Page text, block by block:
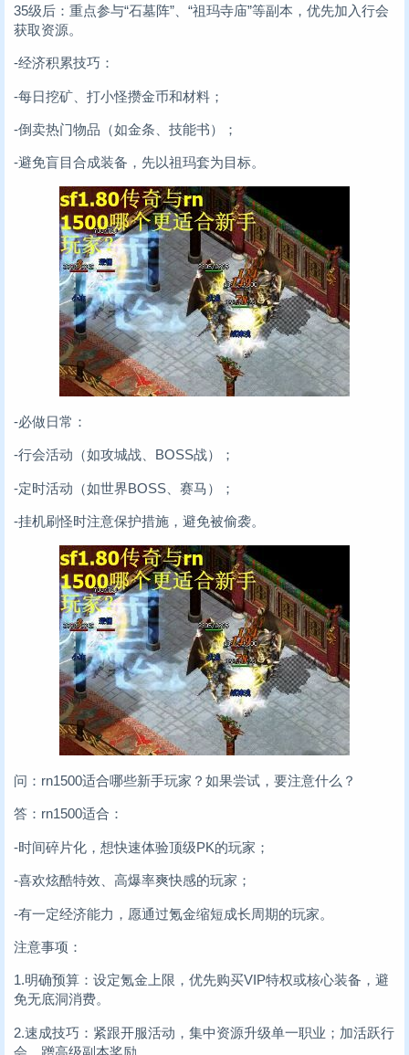
35级后：重点参与“石墓阵”、“祖玛寺庙”等副本，优先加入行会
获取资源。
-经济积累技巧：
-每日挖矿、打小怪攒金币和材料；
-倒卖热门物品（如金条、技能书）；
-避免盲目合成装备，先以祖玛套为目标。
-必做日常：
-行会活动（如攻城战、BOSS战）；
-定时活动（如世界BOSS、赛马）；
-挂机刷怪时注意保护措施，避免被偷袭。
问：rn1500适合哪些新手玩家？如果尝试，要注意什么？
答：rn1500适合：
-时间碎片化，想快速体验顶级PK的玩家；
-喜欢炫酷特效、高爆率爽快感的玩家；
-有一定经济能力，愿通过氪金缩短成长周期的玩家。
注意事项：
1.明确预算：设定氪金上限，优先购买VIP特权或核心装备，避
免无底洞消费。
2.速成技巧：紧跟开服活动，集中资源升级单一职业；加活跃行
会，蹭高级副本奖励。